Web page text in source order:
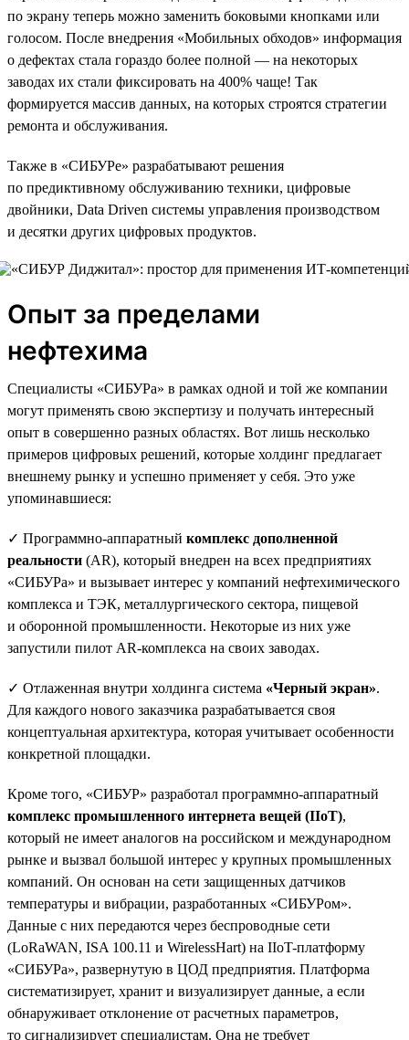
по экрану теперь можно заменить боковыми кнопками или
голосом. После внедрения «Мобильных обходов» информация
о дефектах стала гораздо более полной — на некоторых
заводах их стали фиксировать на 400% чаще! Так
формируется массив данных, на которых строятся стратегии
ремонта и обслуживания.
Также в «СИБУРе» разрабатывают решения
по предиктивному обслуживанию техники, цифровые
двойники, Data Driven системы управления производством
и десятки других цифровых продуктов.
Опыт за пределами
нефтехима
Специалисты «СИБУРа» в рамках одной и той же компании
могут применять свою экспертизу и получать интересный
опыт в совершенно разных областях. Вот лишь несколько
примеров цифровых решений, которые холдинг предлагает
внешнему рынку и успешно применяет у себя. Это уже
упоминавшиеся:
✓ Программно-аппаратный комплекс дополненной
реальности (AR), который внедрен на всех предприятиях
«СИБУРа» и вызывает интерес у компаний нефтехимического
комплекса и ТЭК, металлургического сектора, пищевой
и оборонной промышленности. Некоторые из них уже
запустили пилот AR-комплекса на своих заводах.
✓ Отлаженная внутри холдинга система «Черный экран».
Для каждого нового заказчика разрабатывается своя
концептуальная архитектура, которая учитывает особенности
конкретной площадки.
Кроме того, «СИБУР» разработал программно-аппаратный
комплекс промышленного интернета вещей (IIoT),
который не имеет аналогов на российском и международном
рынке и вызвал большой интерес у крупных промышленных
компаний. Он основан на сети защищенных датчиков
температуры и вибрации, разработанных «СИБУРом».
Данные с них передаются через беспроводные сети
(LoRaWAN, ISA 100.11 и WirelessHart) на IIoT-платформу
«СИБУРа», развернутую в ЦОД предприятия. Платформа
систематизирует, хранит и визуализирует данные, а если
обнаруживает отклонение от расчетных параметров,
то сигнализирует специалистам. Она не требует